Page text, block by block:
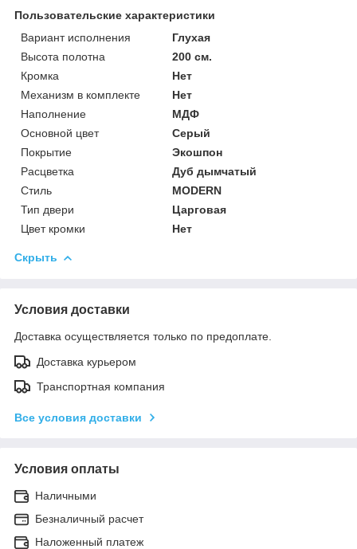
Пользовательские характеристики
Вариант исполнения
Глухая
Высота полотна
200 см.
Кромка
Нет
Механизм в комплекте
Нет
Наполнение
МДФ
Основной цвет
Серый
Покрытие
Экошпон
Расцветка
Дуб дымчатый
Стиль
MODERN
Тип двери
Царговая
Цвет кромки
Нет
Скрыть
Условия доставки
Доставка осуществляется только по предоплате.
Доставка курьером
Транспортная компания
Все условия доставки
Условия оплаты
Наличными
Безналичный расчет
Наложенный платеж